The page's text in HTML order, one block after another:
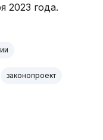
2023 года.
законопроект